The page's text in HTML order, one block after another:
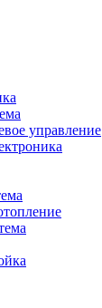
управление